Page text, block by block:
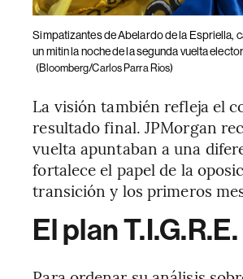
Simpatizantes de Abelardo de la Espriella,
un mitin la noche de la segunda vuelta
(Bloomberg/Carlos Parra Rios)
La visión también refleja el
resultado final. JPMorgan
vuelta apuntaban a una
fortalece el papel de la
transición y los primeros
El plan